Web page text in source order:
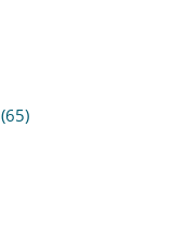
(65)